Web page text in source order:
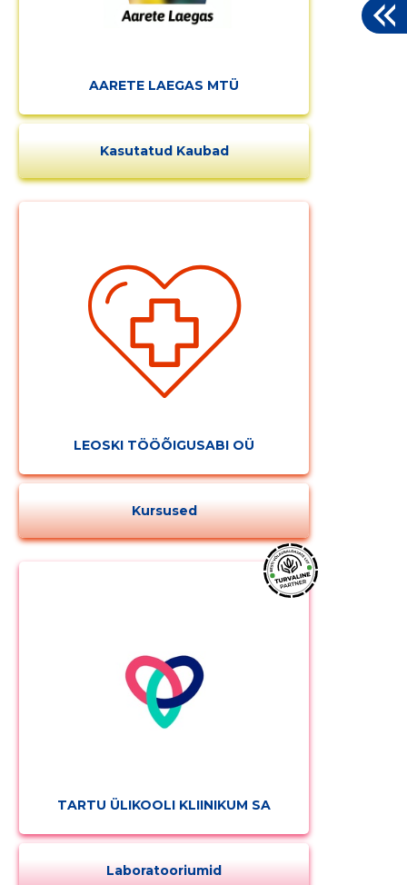
AARETE LAEGAS MTÜ
Kasutatud Kaubad
LEOSKI TÖÖÕIGUSABI OÜ
Kursused
TARTU ÜLIKOOLI KLIINIKUM SA
Laboratooriumid